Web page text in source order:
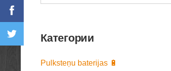
Категории
Pulksteņu baterijas 🔋